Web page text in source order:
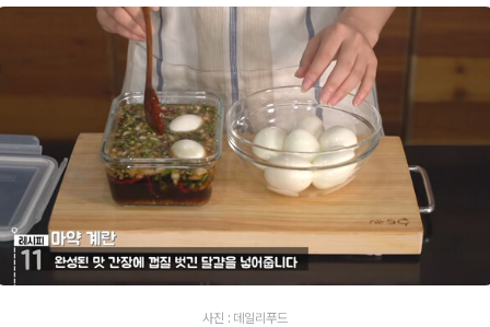
사진 : 데일리푸드